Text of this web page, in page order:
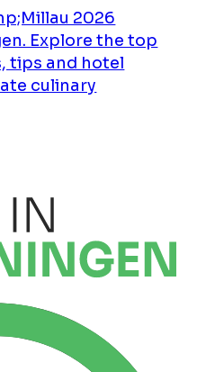
2026
Explore the top
tips and hotel
culinary